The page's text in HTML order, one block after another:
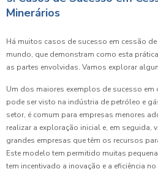
Minerários
Há muitos casos de sucesso em cessão
mundo, que demonstram como esta
as partes envolvidas. Vamos explorar
Um dos maiores exemplos de sucesso em
pode ser visto na indústria de petróleo e
setor, é comum para empresas menores
realizar a exploração inicial e, em seguida,
grandes empresas que têm os recursos
Este modelo tem permitido muitas
tem incentivado a inovação e a eficiência no